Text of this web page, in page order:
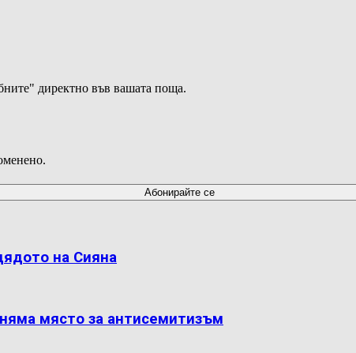
директно във вашата поща.
на Сияна
място за антисемитизъм